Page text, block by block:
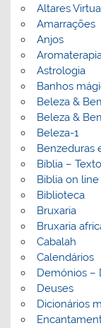
Altares
Amarrações
Anjos
Astrologia
Banhos
Beleza &
Beleza &
Beleza-1
Benzeduras
Bíblia –
Biblia on line
Biblioteca
Bruxaria
Bruxaria
Cabalah
Calendários
Demónios –
Deuses
Dicionários